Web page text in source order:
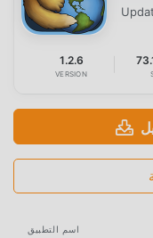
1.2.6
VERSION
اسم التطبيق